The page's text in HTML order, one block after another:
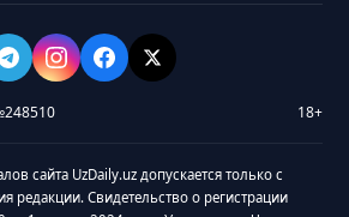
18+
сайта UzDaily.uz допускается только с
редакции. Свидетельство о регистрации